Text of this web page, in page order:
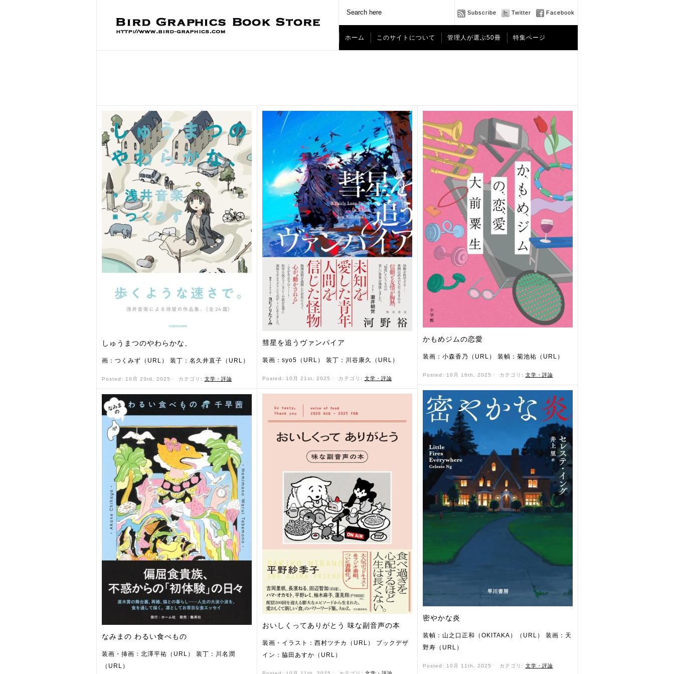
Subscribe Twitter Facebook
ホーム このサイトについて 管理人が選ぶ50冊 特集ページ
しゅうまつのやわらかな、
画：つくみず（URL） 装丁：名久井直子（URL）
Posted: 10月 23rd, 2025 ˑ カテゴリ: 文学・評論
なみまの わるい食べもの
装画・挿画：北澤平祐（URL） 装丁：川名潤
（URL）
彗星を追うヴァンパイア
装画：syo5（URL） 装丁：川谷康久（URL）
Posted: 10月 21st, 2025 ˑ カテゴリ: 文学・評論
おいしくってありがとう 味な副音声の本
装画・イラスト：西村ツチカ（URL） ブックデザ
イン：脇田あすか（URL）
かもめジムの恋愛
装画：小森香乃（URL） 装幀：菊池祐（URL）
Posted: 10月 16th, 2025 ˑ カテゴリ: 文学・評論
密やかな炎
装幀：山之口正和（OKITAKA）（URL） 装画：天
野寿（URL）
Posted: 10月 11th, 2025 ˑ カテゴリ: 文学・評論